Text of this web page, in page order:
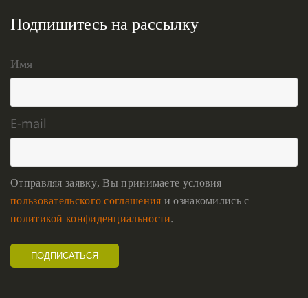
Подпишитесь на рассылку
Имя
E-mail
Отправляя заявку, Вы принимаете условия
пользовательского соглашения и ознакомились с
политикой конфиденциальности.